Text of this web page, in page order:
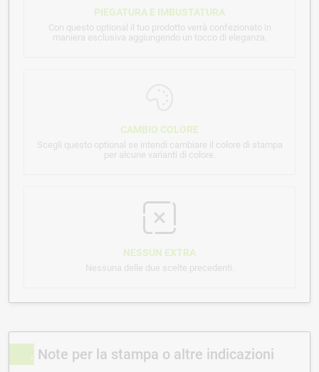
PIEGATURA E IMBUSTATURA
Con questo optional il tuo prodotto verrà confezionato in
maniera esclusiva aggiungendo un tocco di eleganza.
CAMBIO COLORE
Scegli questo optional se intendi cambiare il colore di stampa
per alcune varianti di colore.
NESSUN EXTRA
Nessuna delle due scelte precedenti.
Note per la stampa o altre indicazioni